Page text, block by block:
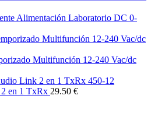
Alimentación Laboratorio DC 0-
Multifunción 12-240 Vac/dc
450-12
en 1 TxRx 29.50 €